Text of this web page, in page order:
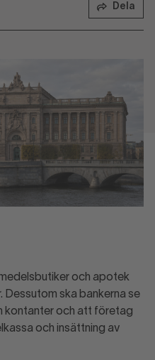
Dela
och apotek
ska bankerna se
kontanter och att företag
och insättning av